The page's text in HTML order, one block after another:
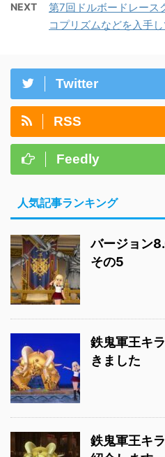
NEXT
第7回ドルボードレース
コプリズムなどを入手
Twitter
RSS
Feedly
人気記事ランキング
バージョン
その5
鉄鬼軍王キ
きました
鉄鬼軍王キ